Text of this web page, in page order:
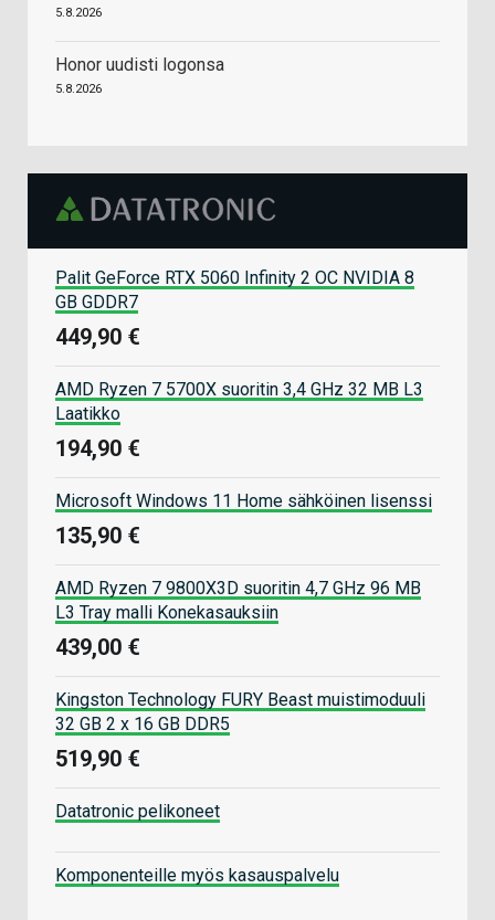
5.8.2026
Honor uudisti logonsa
5.8.2026
Palit GeForce RTX 5060 Infinity 2 OC NVIDIA 8
GB GDDR7
449,90 €
AMD Ryzen 7 5700X suoritin 3,4 GHz 32 MB L3
Laatikko
194,90 €
Microsoft Windows 11 Home sähköinen lisenssi
135,90 €
AMD Ryzen 7 9800X3D suoritin 4,7 GHz 96 MB
L3 Tray malli Konekasauksiin
439,00 €
Kingston Technology FURY Beast muistimoduuli
32 GB 2 x 16 GB DDR5
519,90 €
Datatronic pelikoneet
Komponenteille myös kasauspalvelu